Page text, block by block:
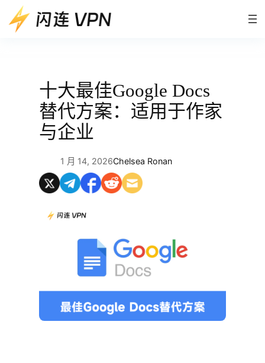
至
十大最佳Google Docs
替代方案：适用于作家
与企业
1 月 14, 2026Chelsea Ronan